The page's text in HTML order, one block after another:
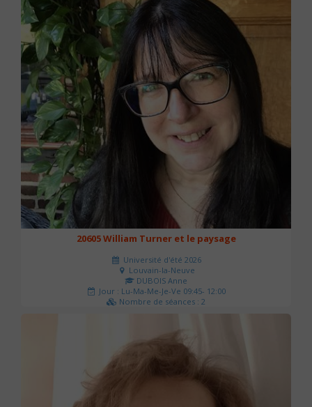
20605 William Turner et le paysage
Université d'été 2026
Louvain-la-Neuve
DUBOIS Anne
Jour : Lu-Ma-Me-Je-Ve 09:45- 12:00
Nombre de séances : 2